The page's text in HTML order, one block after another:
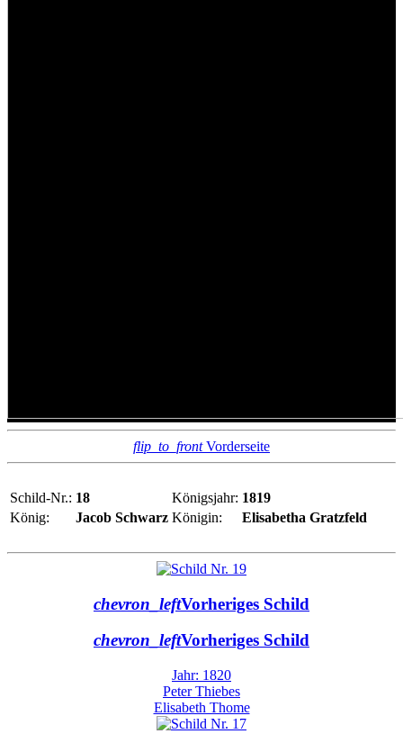
flip_to_frontVorderseite
Schild-Nr.: 18 Königsjahr: 1819
König:
Jacob Schwarz Königin: Elisabetha Gratzfeld
chevron_leftVorheriges Schild
chevron_leftVorheriges Schild
Jahr: 1820
Peter Thiebes
Elisabeth Thome